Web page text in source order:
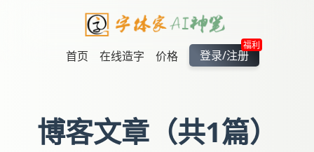
首页 在线造字 价格
福利
登录/注册
博客文章（共1篇）